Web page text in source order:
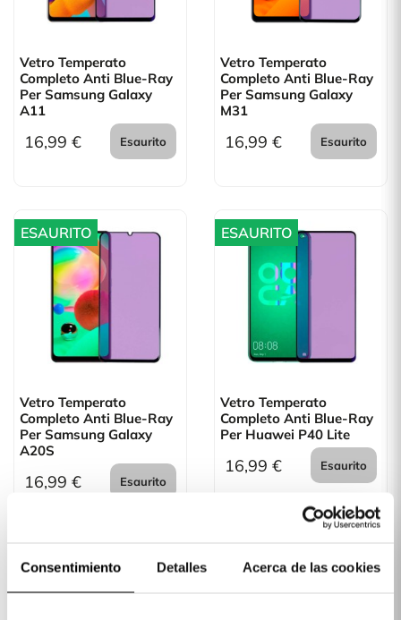
Consentimiento Detalles Acerca de las cookies
Vetro Temperato
Completo Anti Blue-Ray
Per Samsung Galaxy
A11
16,99 € Esaurito
Vetro Temperato
Completo Anti Blue-Ray
Per Samsung Galaxy
M31
16,99 € Esaurito
Vetro Temperato
Completo Anti Blue-Ray
Per Samsung Galaxy
A20S
16,99 € Esaurito
ESAURITO
Vetro Temperato
Completo Anti Blue-Ray
Per Huawei P40 Lite
16,99 € Esaurito
ESAURITO
ESAURITO ESAURITO